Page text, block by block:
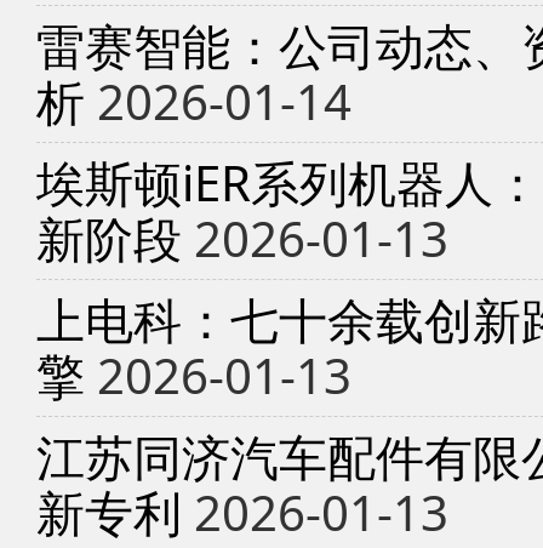
雷赛智能：公司动态
析 2026-01-14
埃斯顿iER系列机器人
新阶段 2026-01-13
上电科：七十余载创
擎 2026-01-13
江苏同济汽车配件有
新专利 2026-01-13